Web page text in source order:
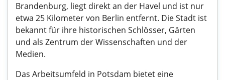
Brandenburg, liegt direkt an der Havel und ist nur
etwa 25 Kilometer von Berlin entfernt. Die Stadt ist
bekannt für ihre historischen Schlösser, Gärten
und als Zentrum der Wissenschaften und der
Medien.
Das Arbeitsumfeld in Potsdam bietet eine